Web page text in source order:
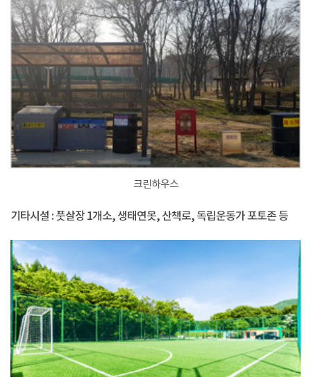
크린하우스
기타시설 : 풋살장 1개소, 생태연못, 산책로, 독립운동가 포토존 등